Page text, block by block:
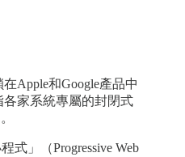
Apple和Google產品中
家系統專屬的封閉式
式」（Progressive Web